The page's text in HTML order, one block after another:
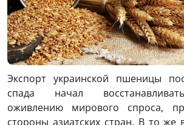
Экспорт украинской пшеницы
спада начал
оживлению мирового спроса,
стороны азиатских стран. В то же